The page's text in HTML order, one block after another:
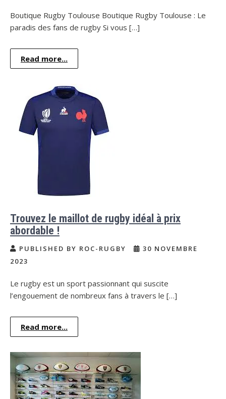
Boutique Rugby Toulouse Boutique Rugby Toulouse : Le
paradis des fans de rugby Si vous […]
Read more...
Trouvez le maillot de rugby idéal à prix
abordable !
PUBLISHED BY ROC-RUGBY
30 NOVEMBRE
2023
Le rugby est un sport passionnant qui suscite
l’engouement de nombreux fans à travers le […]
Read more...